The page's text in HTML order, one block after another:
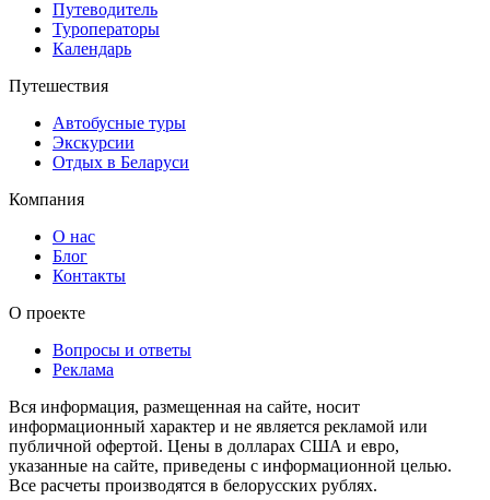
Путеводитель
Туроператоры
Календарь
Путешествия
Автобусные туры
Экскурсии
Отдых в Беларуси
Компания
О нас
Блог
Контакты
О проекте
Вопросы и ответы
Реклама
Вся информация, размещенная на сайте, носит
информационный характер и не является рекламой или
публичной офертой. Цены в долларах США и евро,
указанные на сайте, приведены с информационной целью.
Все расчеты производятся в белорусских рублях.